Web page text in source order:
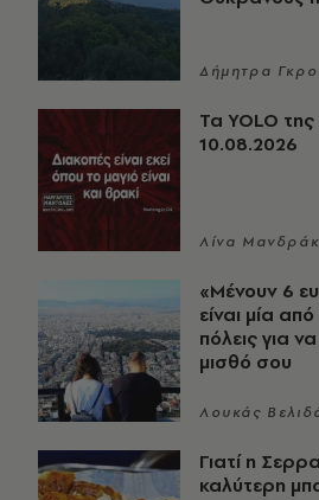
Δήμητρα
Τα YOLO
10.08.2026
Λίνα
«Μένουν 6
είναι μία
πόλεις για
μισθό σου
Λουκάς
Γιατί η
καλύτερη